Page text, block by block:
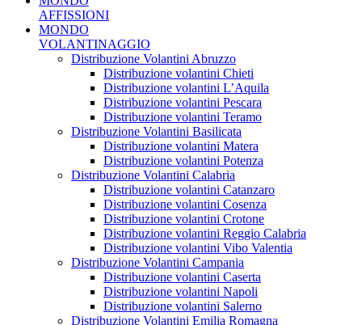
AFFISSIONI
MONDO
VOLANTINAGGIO
Distribuzione Volantini Abruzzo
Distribuzione volantini Chieti
Distribuzione volantini L’Aquila
Distribuzione volantini Pescara
Distribuzione volantini Teramo
Distribuzione Volantini Basilicata
Distribuzione volantini Matera
Distribuzione volantini Potenza
Distribuzione Volantini Calabria
Distribuzione volantini Catanzaro
Distribuzione volantini Cosenza
Distribuzione volantini Crotone
Distribuzione volantini Reggio Calabria
Distribuzione volantini Vibo Valentia
Distribuzione Volantini Campania
Distribuzione volantini Caserta
Distribuzione volantini Napoli
Distribuzione volantini Salerno
Distribuzione Volantini Emilia Romagna